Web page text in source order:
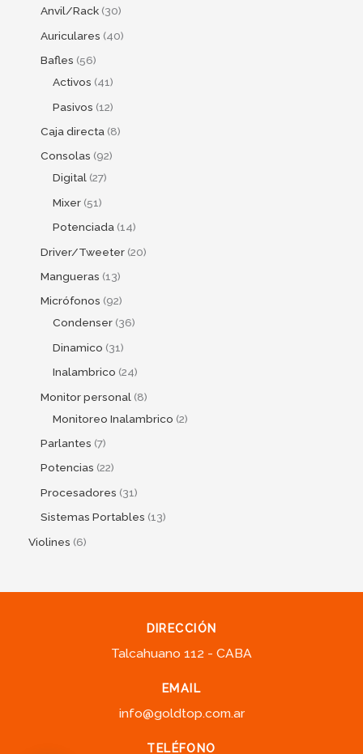
Anvil/Rack 30
Auriculares 40
Bafles 56
Activos 41
Pasivos 12
Caja directa 8
Consolas 92
Digital 27
Mixer 51
Potenciada 14
Driver/Tweeter 20
Mangueras 13
Micrófonos 92
Condenser 36
Dinamico 31
Inalambrico 24
Monitor personal 8
Monitoreo Inalambrico 2
Parlantes 7
Potencias 22
Procesadores 31
Sistemas Portables 13
Violines 6
DIRECCIÓN
Talcahuano 112 - CABA
EMAIL
info@goldtop.com.ar
TELÉFONO